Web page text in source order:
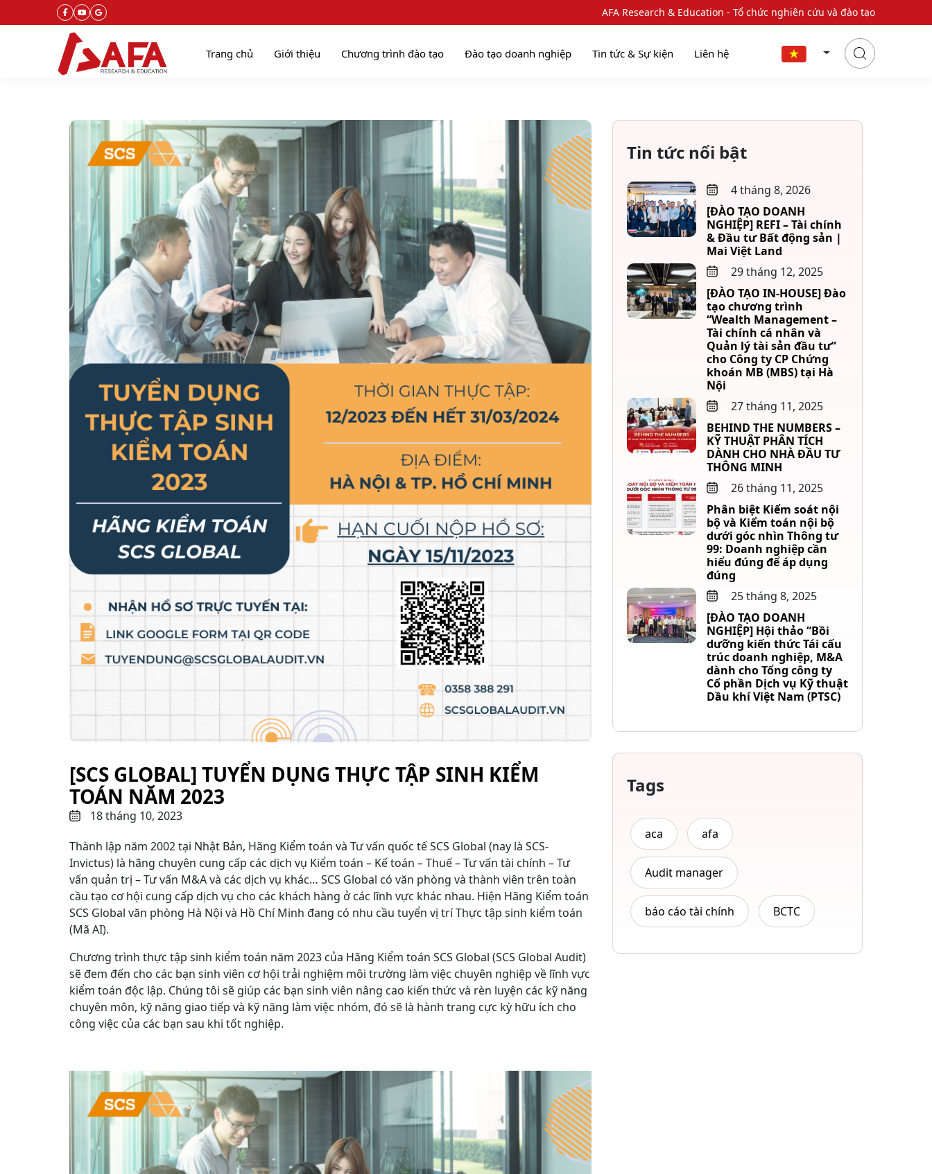
AFA Research & Education - Tổ chức nghiên cứu và đào tạo
Trang chủ Giới thiệu Chương trình đào tạo Đào tạo doanh nghiệp Tin tức & Sự kiện Liên hệ
[SCS GLOBAL] TUYỂN DỤNG THỰC TẬP SINH KIỂM
TOÁN NĂM 2023
18 tháng 10, 2023
Thành lập năm 2002 tại Nhật Bản, Hãng Kiểm toán và Tư vấn quốc tế SCS Global (nay là SCS-
Invictus) là hãng chuyên cung cấp các dịch vụ Kiểm toán – Kế toán – Thuế – Tư vấn tài chính – Tư
vấn quản trị – Tư vấn M&A và các dịch vụ khác… SCS Global có văn phòng và thành viên trên toàn
cầu tạo cơ hội cung cấp dịch vụ cho các khách hàng ở các lĩnh vực khác nhau. Hiện Hãng Kiểm toán
SCS Global văn phòng Hà Nội và Hồ Chí Minh đang có nhu cầu tuyển vị trí Thực tập sinh kiểm toán
(Mã AI).
Chương trình thực tập sinh kiểm toán năm 2023 của Hãng Kiểm toán SCS Global (SCS Global Audit)
sẽ đem đến cho các bạn sinh viên cơ hội trải nghiệm môi trường làm việc chuyên nghiệp về lĩnh vực
kiểm toán độc lập. Chúng tôi sẽ giúp các bạn sinh viên nâng cao kiến thức và rèn luyện các kỹ năng
chuyên môn, kỹ năng giao tiếp và kỹ năng làm việc nhóm, đó sẽ là hành trang cực kỳ hữu ích cho
công việc của các bạn sau khi tốt nghiệp.
Tin tức nổi bật
4 tháng 8, 2026
[ĐÀO TẠO DOANH
NGHIỆP] REFI – Tài chính
& Đầu tư Bất động sản |
Mai Việt Land
29 tháng 12, 2025
[ĐÀO TẠO IN-HOUSE] Đào
tạo chương trình
“Wealth Management –
Tài chính cá nhân và
Quản lý tài sản đầu tư”
cho Công ty CP Chứng
khoán MB (MBS) tại Hà
Nội
27 tháng 11, 2025
BEHIND THE NUMBERS –
KỸ THUẬT PHÂN TÍCH
DÀNH CHO NHÀ ĐẦU TƯ
THÔNG MINH
26 tháng 11, 2025
Phân biệt Kiểm soát nội
bộ và Kiểm toán nội bộ
dưới góc nhìn Thông tư
99: Doanh nghiệp cần
hiểu đúng để áp dụng
đúng
25 tháng 8, 2025
[ĐÀO TẠO DOANH
NGHIỆP] Hội thảo “Bồi
dưỡng kiến thức Tái cấu
trúc doanh nghiệp, M&A
dành cho Tổng công ty
Cổ phần Dịch vụ Kỹ thuật
Dầu khí Việt Nam (PTSC)
Tags
aca afa
Audit manager
báo cáo tài chính BCTC